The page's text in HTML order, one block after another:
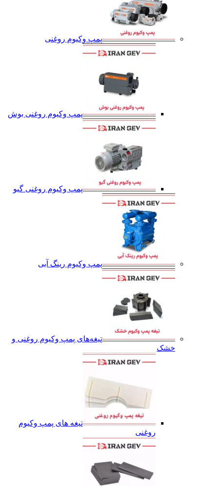
پمپ وکیوم روغنی
پمپ وکیوم روغنی بوش
پمپ وکیوم روغنی گیو
پمپ وکیوم رینگ آبی
تیغه‌های پمپ وکیوم روغنی و
خشک
تیغه های پمپ وکیوم
روغنی